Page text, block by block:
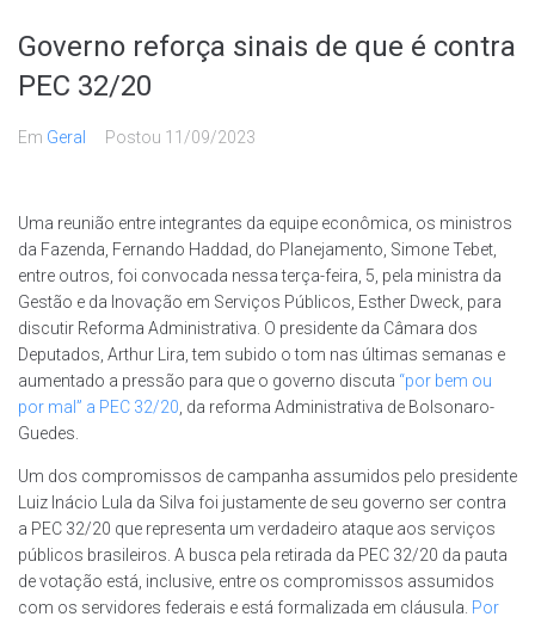
Governo reforça sinais de que é contra
PEC 32/20
Em Geral Postou 11/09/2023
Uma reunião entre integrantes da equipe econômica, os ministros
da Fazenda, Fernando Haddad, do Planejamento, Simone Tebet,
entre outros, foi convocada nessa terça-feira, 5, pela ministra da
Gestão e da Inovação em Serviços Públicos, Esther Dweck, para
discutir Reforma Administrativa. O presidente da Câmara dos
Deputados, Arthur Lira, tem subido o tom nas últimas semanas e
aumentado a pressão para que o governo discuta “por bem ou
por mal” a PEC 32/20, da reforma Administrativa de Bolsonaro-
Guedes.
Um dos compromissos de campanha assumidos pelo presidente
Luiz Inácio Lula da Silva foi justamente de seu governo ser contra
a PEC 32/20 que representa um verdadeiro ataque aos serviços
públicos brasileiros. A busca pela retirada da PEC 32/20 da pauta
de votação está, inclusive, entre os compromissos assumidos
com os servidores federais e está formalizada em cláusula. Por